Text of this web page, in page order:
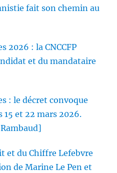
fait son chemin au
2026 : la CNCCFP
et du mandataire
: le décret convoque
15 et 22 mars 2026.
et du Chiffre Lefebvre
de Marine Le Pen et